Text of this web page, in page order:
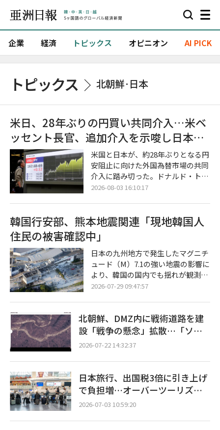
企業 経済 トピックス オピニオン AI PICK
トピックス 北朝鮮·日本
米日、28年ぶりの円買い共同介入…米ベ
ッセント長官、追加介入を示唆し日本へ
の支援姿勢を強調米国と日本が、約28年ぶりとなる円
安阻止に向けた外国為替市場の共同
介入に踏み切った。ドナルド・トラ
ンプ米大統領とスコット・ベッセン
ぎない支援姿勢を強調した。 2日
（現地時間）、ブルームバーグ通信
によると、トランプ大統領はこの
日、ニュージャージー州ベッドミン
スターからワシントンDCへ戻る専
用機内で記者団に対し、「日本とは
良好な関係」にあるゆえに、円安を
と明らかにした。 日本財務省も同
日、米国
2026-08-03 16:10:17
韓国行安部、熊本地震関連「現地韓国人
住民の被害確認中」
日本の九州地方で発生したマグニチ
ュード（M）7.1の強い地震の影響に
より、韓国の国内でも揺れが観測さ
れ、韓国行政安全部が現地に滞在す
日午後7時30分の時点で、韓国全国
の地方自治体と消防当局に寄せられ
9件に上った。通報は南部地域を中
心に集中し、実際の揺れを体感した
市民からの問い合わせが相次いだ。
地域別では、釜山（プサン）が291
件で最も多く、慶南（キョンナム）
215件、蔚山（ウルサン）125件、慶
2026-07-29 09:47:57
北朝鮮、DMZ内に戦術道路を建
設「戦争の懸念」拡散…「ソウ
ル近郊までわずか13.5キロ」
2026-07-22 14:32:37
日本旅行、出国税3倍に引き上げ
で負担増…オーバーツーリズム
対応を本格化
2026-07-03 10:59:20